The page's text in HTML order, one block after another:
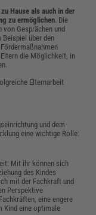
Hause als auch in der
zu ermöglichen . Die
Gesprächen und
über den
die Möglichkeit, in
Elternarbeit
und dem
eine wichtige Rolle:
Mit ihr können sich
des Kindes
mit der Fachkraft und
Perspektive
eine engere
Kind eine optimale